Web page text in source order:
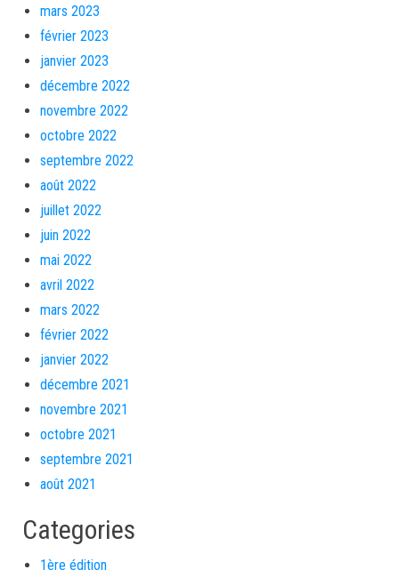
mars 2023
février 2023
janvier 2023
décembre 2022
novembre 2022
octobre 2022
septembre 2022
août 2022
juillet 2022
juin 2022
mai 2022
avril 2022
mars 2022
février 2022
janvier 2022
décembre 2021
novembre 2021
octobre 2021
septembre 2021
août 2021
Categories
1ère édition